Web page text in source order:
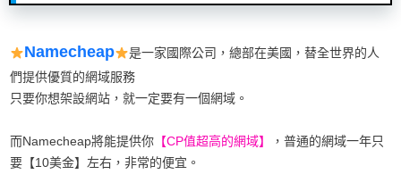
Namecheap
是一家國際公司，總部在美國，替全世界的人
們提供優質的網域服務
只要你想架設網站，就一定要有一個網域。
而Namecheap將能提供你 【CP值超高的網域】
，普通的網域一年只
要【10美金】左右，非常的便宜。